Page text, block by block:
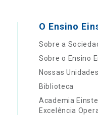
O Ensino
Sobre a
Sobre o Ensino
Nossas Unidades
Biblioteca
Academia
Excelência